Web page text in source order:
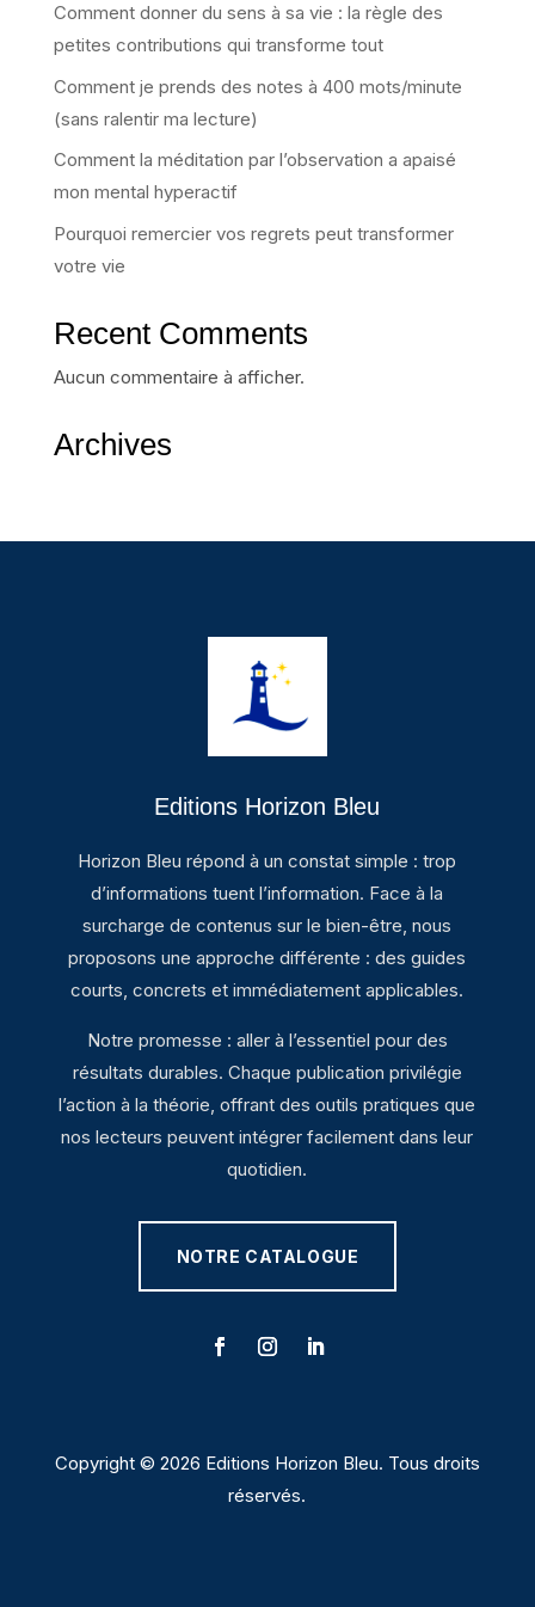
Comment donner du sens à sa vie : la règle des
petites contributions qui transforme tout
Comment je prends des notes à 400 mots/minute
(sans ralentir ma lecture)
Comment la méditation par l’observation a apaisé
mon mental hyperactif
Pourquoi remercier vos regrets peut transformer
votre vie
Recent Comments
Aucun commentaire à afficher.
Archives
Editions Horizon Bleu
Horizon Bleu répond à un constat simple : trop
d’informations tuent l’information. Face à la
surcharge de contenus sur le bien-être, nous
proposons une approche différente : des guides
courts, concrets et immédiatement applicables.
Notre promesse : aller à l’essentiel pour des
résultats durables. Chaque publication privilégie
l’action à la théorie, offrant des outils pratiques que
nos lecteurs peuvent intégrer facilement dans leur
quotidien.
NOTRE CATALOGUE
Copyright © 2026 Editions Horizon Bleu. Tous droits
réservés.